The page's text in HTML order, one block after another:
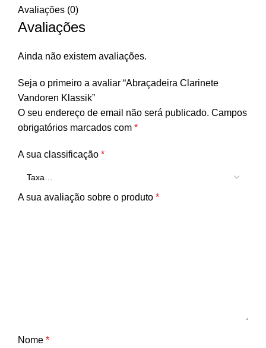
Avaliações (0)
Avaliações
Ainda não existem avaliações.
Seja o primeiro a avaliar “Abraçadeira Clarinete
Vandoren Klassik”
O seu endereço de email não será publicado. Campos
obrigatórios marcados com *
A sua classificação *
A sua avaliação sobre o produto *
Nome *